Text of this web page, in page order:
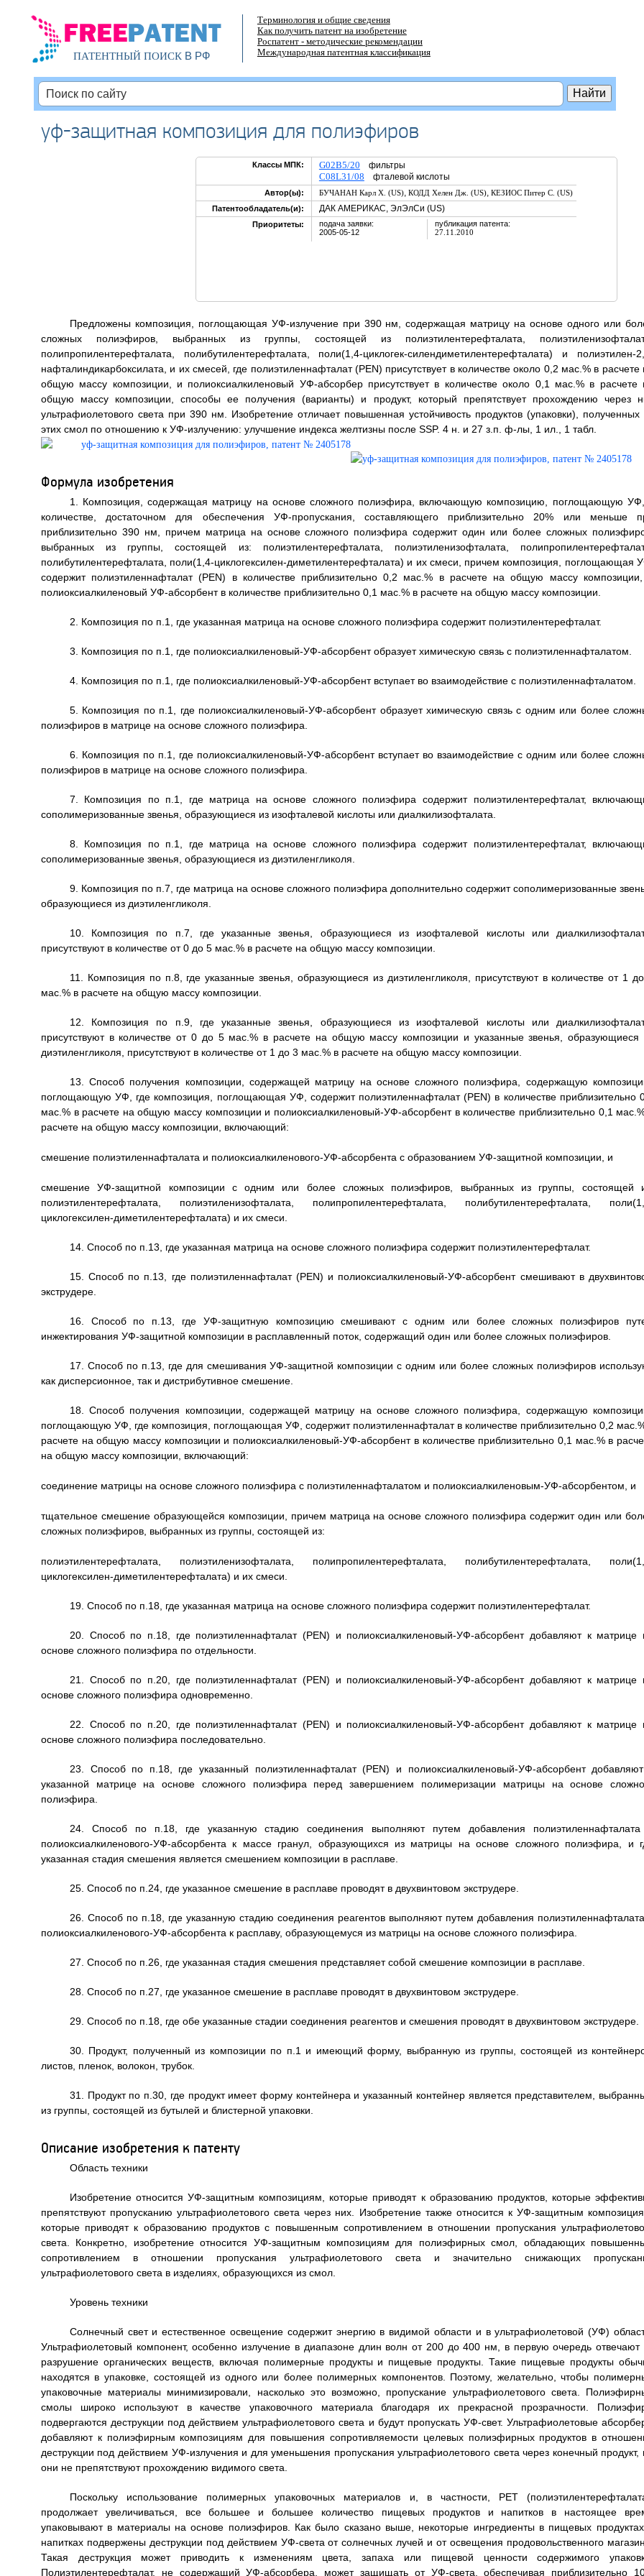
ПАТЕНТНЫЙ ПОИСКВ РФ
Терминология и общие сведения
Как получить патент на изобретение
Роспатент - методические рекомендации
Международная патентная классификация
уф-защитная композиция для полиэфиров
Классы МПК: G02B5/20 фильтры
C08L31/08 фталевой кислоты
Автор(ы): БУЧАНАН Карл Х. (US), КОДД Хелен Дж. (US), КЕЗИОС Питер С. (US)
Патентообладатель(и):
ДАК АМЕРИКАС, ЭлЭлСи (US)
Приоритеты:
подача заявки:
2005-05-12
публикация патента:
27.11.2010
Предложены композиция, поглощающая УФ-излучение при 390 нм, содержащая матрицу на основе одного или
сложных полиэфиров, выбранных из группы, состоящей из полиэтилентерефталата,
полипропилентерефталата, полибутилентерефталата, поли(1,4-циклогек-силендиметилентерефталата) и полиэтилен-
нафталиндикарбоксилата, и их смесей, где полиэтиленнафталат (PEN) присутствует в количестве около 0,2 мас.% в расчете
общую массу композиции, и полиоксиалкиленовый УФ-абсорбер присутствует в количестве около 0,1 мас.% в расчете
общую массу композиции, способы ее получения (варианты) и продукт, который препятствует прохождению через
ультрафиолетового света при 390 нм. Изобретение отличает повышенная устойчивость продуктов (упаковки), полученных
этих смол по отношению к УФ-излучению: улучшение индекса желтизны после SSP. 4 н. и 27 з.п. ф-лы, 1 ил., 1 табл.
Формула изобретения
1. Композиция, содержащая матрицу на основе сложного полиэфира, включающую композицию, поглощающую
количестве, достаточном для обеспечения УФ-пропускания, составляющего приблизительно 20% или меньше
приблизительно 390 нм, причем матрица на основе сложного полиэфира содержит один или более сложных
выбранных из группы, состоящей из: полиэтилентерефталата, полиэтиленизофталата,
полибутилентерефталата, поли(1,4-циклогексилен-диметилентерефталата) и их смеси, причем композиция, поглощающая
содержит полиэтиленнафталат (PEN) в количестве приблизительно 0,2 мас.% в расчете на общую массу
полиоксиалкиленовый УФ-абсорбент в количестве приблизительно 0,1 мас.% в расчете на общую массу композиции.
2. Композиция по п.1, где указанная матрица на основе сложного полиэфира содержит полиэтилентерефталат.
3. Композиция по п.1, где полиоксиалкиленовый-УФ-абсорбент образует химическую связь с полиэтиленнафталатом.
4. Композиция по п.1, где полиоксиалкиленовый-УФ-абсорбент вступает во взаимодействие с полиэтиленнафталатом.
5. Композиция по п.1, где полиоксиалкиленовый-УФ-абсорбент образует химическую связь с одним или более
полиэфиров в матрице на основе сложного полиэфира.
6. Композиция по п.1, где полиоксиалкиленовый-УФ-абсорбент вступает во взаимодействие с одним или более
полиэфиров в матрице на основе сложного полиэфира.
7. Композиция по п.1, где матрица на основе сложного полиэфира содержит полиэтилентерефталат,
сополимеризованные звенья, образующиеся из изофталевой кислоты или диалкилизофталата.
8. Композиция по п.1, где матрица на основе сложного полиэфира содержит полиэтилентерефталат,
сополимеризованные звенья, образующиеся из диэтиленгликоля.
9. Композиция по п.7, где матрица на основе сложного полиэфира дополнительно содержит сополимеризованные
образующиеся из диэтиленгликоля.
10. Композиция по п.7, где указанные звенья, образующиеся из изофталевой кислоты или
присутствуют в количестве от 0 до 5 мас.% в расчете на общую массу композиции.
11. Композиция по п.8, где указанные звенья, образующиеся из диэтиленгликоля, присутствуют в количестве от 1
мас.% в расчете на общую массу композиции.
12. Композиция по п.9, где указанные звенья, образующиеся из изофталевой кислоты или
присутствуют в количестве от 0 до 5 мас.% в расчете на общую массу композиции и указанные звенья, образующиеся
диэтиленгликоля, присутствуют в количестве от 1 до 3 мас.% в расчете на общую массу композиции.
13. Способ получения композиции, содержащей матрицу на основе сложного полиэфира, содержащую
поглощающую УФ, где композиция, поглощающая УФ, содержит полиэтиленнафталат (PEN) в количестве приблизительно
мас.% в расчете на общую массу композиции и полиоксиалкиленовый-УФ-абсорбент в количестве приблизительно 0,1
расчете на общую массу композиции, включающий:
смешение полиэтиленнафталата и полиоксиалкиленового-УФ-абсорбента с образованием УФ-защитной композиции, и
смешение УФ-защитной композиции с одним или более сложных полиэфиров, выбранных из группы, состоящей
полиэтилентерефталата, полиэтиленизофталата, полипропилентерефталата, полибутилентерефталата,
циклогексилен-диметилентерефталата) и их смеси.
14. Способ по п.13, где указанная матрица на основе сложного полиэфира содержит полиэтилентерефталат.
15. Способ по п.13, где полиэтиленнафталат (PEN) и полиоксиалкиленовый-УФ-абсорбент смешивают в
экструдере.
16. Способ по п.13, где УФ-защитную композицию смешивают с одним или более сложных полиэфиров
инжектирования УФ-защитной композиции в расплавленный поток, содержащий один или более сложных полиэфиров.
17. Способ по п.13, где для смешивания УФ-защитной композиции с одним или более сложных полиэфиров
как дисперсионное, так и дистрибутивное смешение.
18. Способ получения композиции, содержащей матрицу на основе сложного полиэфира, содержащую
поглощающую УФ, где композиция, поглощающая УФ, содержит полиэтиленнафталат в количестве приблизительно 0,2
расчете на общую массу композиции и полиоксиалкиленовый-УФ-абсорбент в количестве приблизительно 0,1 мас.% в
на общую массу композиции, включающий:
соединение матрицы на основе сложного полиэфира с полиэтиленнафталатом и полиоксиалкиленовым-УФ-абсорбентом, и
тщательное смешение образующейся композиции, причем матрица на основе сложного полиэфира содержит один или
сложных полиэфиров, выбранных из группы, состоящей из:
полиэтилентерефталата, полиэтиленизофталата, полипропилентерефталата, полибутилентерефталата,
циклогексилен-диметилентерефталата) и их смеси.
19. Способ по п.18, где указанная матрица на основе сложного полиэфира содержит полиэтилентерефталат.
20. Способ по п.18, где полиэтиленнафталат (PEN) и полиоксиалкиленовый-УФ-абсорбент добавляют к матрице
основе сложного полиэфира по отдельности.
21. Способ по п.20, где полиэтиленнафталат (PEN) и полиоксиалкиленовый-УФ-абсорбент добавляют к матрице
основе сложного полиэфира одновременно.
22. Способ по п.20, где полиэтиленнафталат (PEN) и полиоксиалкиленовый-УФ-абсорбент добавляют к матрице
основе сложного полиэфира последовательно.
23. Способ по п.18, где указанный полиэтиленнафталат (PEN) и полиоксиалкиленовый-УФ-абсорбент
указанной матрице на основе сложного полиэфира перед завершением полимеризации матрицы на основе
полиэфира.
24. Способ по п.18, где указанную стадию соединения выполняют путем добавления
полиоксиалкиленового-УФ-абсорбента к массе гранул, образующихся из матрицы на основе сложного полиэфира, и
указанная стадия смешения является смешением композиции в расплаве.
25. Способ по п.24, где указанное смешение в расплаве проводят в двухвинтовом экструдере.
26. Способ по п.18, где указанную стадию соединения реагентов выполняют путем добавления
полиоксиалкиленового-УФ-абсорбента к расплаву, образующемуся из матрицы на основе сложного полиэфира.
27. Способ по п.26, где указанная стадия смешения представляет собой смешение композиции в расплаве.
28. Способ по п.27, где указанное смешение в расплаве проводят в двухвинтовом экструдере.
29. Способ по п.18, где обе указанные стадии соединения реагентов и смешения проводят в двухвинтовом экструдере.
30. Продукт, полученный из композиции по п.1 и имеющий форму, выбранную из группы, состоящей из
листов, пленок, волокон, трубок.
31. Продукт по п.30, где продукт имеет форму контейнера и указанный контейнер является представителем,
из группы, состоящей из бутылей и блистерной упаковки.
Описание изобретения к патенту
Область техники
Изобретение относится УФ-защитным композициям, которые приводят к образованию продуктов, которые
препятствуют пропусканию ультрафиолетового света через них. Изобретение также относится к УФ-защитным
которые приводят к образованию продуктов с повышенным сопротивлением в отношении пропускания
света. Конкретно, изобретение относится УФ-защитным композициям для полиэфирных смол, обладающих
сопротивлением в отношении пропускания ультрафиолетового света и значительно снижающих
ультрафиолетового света в изделиях, образующихся из смол.
Уровень техники
Солнечный свет и естественное освещение содержит энергию в видимой области и в ультрафиолетовой (УФ)
Ультрафиолетовый компонент, особенно излучение в диапазоне длин волн от 200 до 400 нм, в первую очередь отвечают
разрушение органических веществ, включая полимерные продукты и пищевые продукты. Такие пищевые продукты
находятся в упаковке, состоящей из одного или более полимерных компонентов. Поэтому, желательно, чтобы
упаковочные материалы минимизировали, насколько это возможно, пропускание ультрафиолетового света.
смолы широко используют в качестве упаковочного материала благодаря их прекрасной прозрачности.
подвергаются деструкции под действием ультрафиолетового света и будут пропускать УФ-свет. Ультрафиолетовые
добавляют к полиэфирным композициям для повышения сопротивляемости целевых полиэфирных продуктов в
деструкции под действием УФ-излучения и для уменьшения пропускания ультрафиолетового света через конечный продукт,
они не препятствуют прохождению видимого света.
Поскольку использование полимерных упаковочных материалов и, в частности, PET
продолжает увеличиваться, все большее и большее количество пищевых продуктов и напитков в настоящее
упаковывают в материалы на основе полиэфиров. Как было сказано выше, некоторые ингредиенты в пищевых
напитках подвержены деструкции под действием УФ-света от солнечных лучей и от освещения продовольственного
Такая деструкция может приводить к изменениям цвета, запаха или пищевой ценности содержимого
Полиэтилентерефталат, не содержащий УФ-абсорбера, может защищать от УФ-света, обеспечивая приблизительно